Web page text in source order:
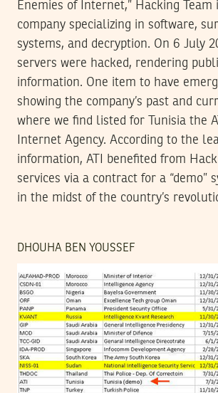
Enemies of Internet,” Hacking
company specializing in software,
systems, and decryption. On 6 July
servers were hacked, rendering
information. One item to have
showing the company’s past and
where we find listed for Tunisia the
Internet Agency. According to the
information, ATI benefited from
services via a contract for a “demo”
in the midst of the country’s
DHOUHA BEN YOUSSEF